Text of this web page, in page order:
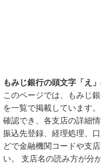
もみじ銀行の頭文字「え
このページでは、もみじ
を一覧で掲載しています
確認でき、各支店の詳細
振込先登録、経理処理、
どで金融機関コードや支
い。 支店名の読み方が分